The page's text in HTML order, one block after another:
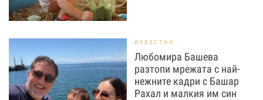
ИЗВЕСТНИ
Любомира Башева
разтопи мрежата с най-
нежните кадри с Башар
Рахал и малкия им син